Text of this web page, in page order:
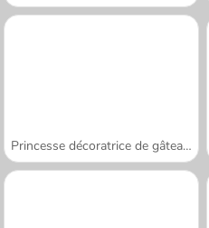
Princesse décoratrice de gâteaux